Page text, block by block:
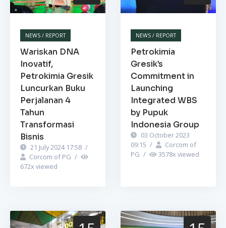
NEWS / REPORT
Wariskan DNA
Inovatif,
Petrokimia Gresik
Luncurkan Buku
Perjalanan 4
Tahun
Transformasi
Bisnis
21 July 2024 17:58 /
Corcom of PG /
672x viewed
NEWS / REPORT
Petrokimia
Gresik’s
Commitment in
Launching
Integrated WBS
by Pupuk
Indonesia Group
03 October 2023
09:15 /
Corcom of
PG / 3578x viewed